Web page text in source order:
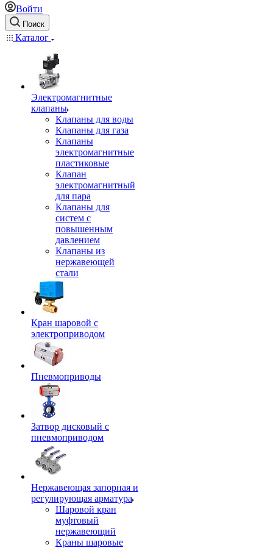
Войти
Поиск
Каталог
Электромагнитные
клапаны
Клапаны для воды
Клапаны для газа
Клапаны
электромагнитные
пластиковые
Клапан
электромагнитный
для пара
Клапаны для
систем с
повышенным
давлением
Клапаны из
нержавеющей
стали
Кран шаровой с
электроприводом
Пневмоприводы
Затвор дисковый с
пневмоприводом
Нержавеющая запорная и
регулирующая арматура
Шаровой кран
муфтовый
нержавеющий
Краны шаровые